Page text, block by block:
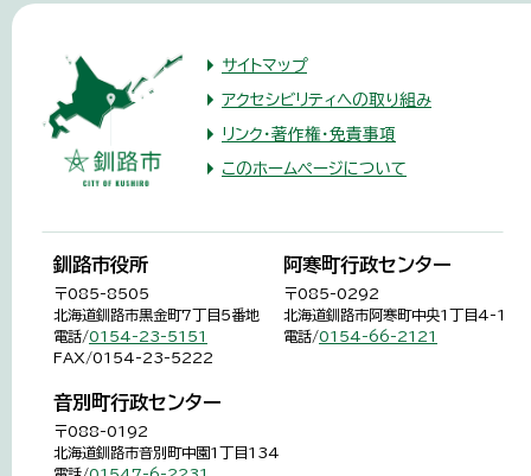
サイトマップ
アクセシビリティへの取り組み
リンク・著作権・免責事項
このホームページについて
釧路市役所
〒085-8505
北海道釧路市黒金町7丁目5番地
電話/0154-23-5151
FAX/0154-23-5222
阿寒町行政センター
〒085-0292
北海道釧路市阿寒町中央1丁目4-1
電話/0154-66-2121
音別町行政センター
〒088-0192
北海道釧路市音別町中園1丁目134